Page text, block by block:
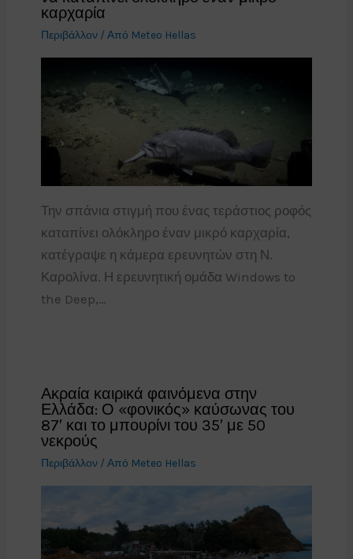
καρχαρία
Περιβάλλον/ Από Meteo Hellas
Την σπάνια στιγμή που ένας τεράστιος ροφός
καταπίνει ολόκληρο έναν μικρό καρχαρία,
κατέγραψε η κάμερα ερευνητών στη Ν.
Καρολίνα. Η ερευνητική ομάδα Windows to
the Deep,…
Ακραία καιρικά φαινόμενα στην
Ελλάδα: Ο «φονικός» καύσωνας του
87′ και το μπουρίνι του 35′ με 50
νεκρούς
Περιβάλλον/ Από Meteo Hellas